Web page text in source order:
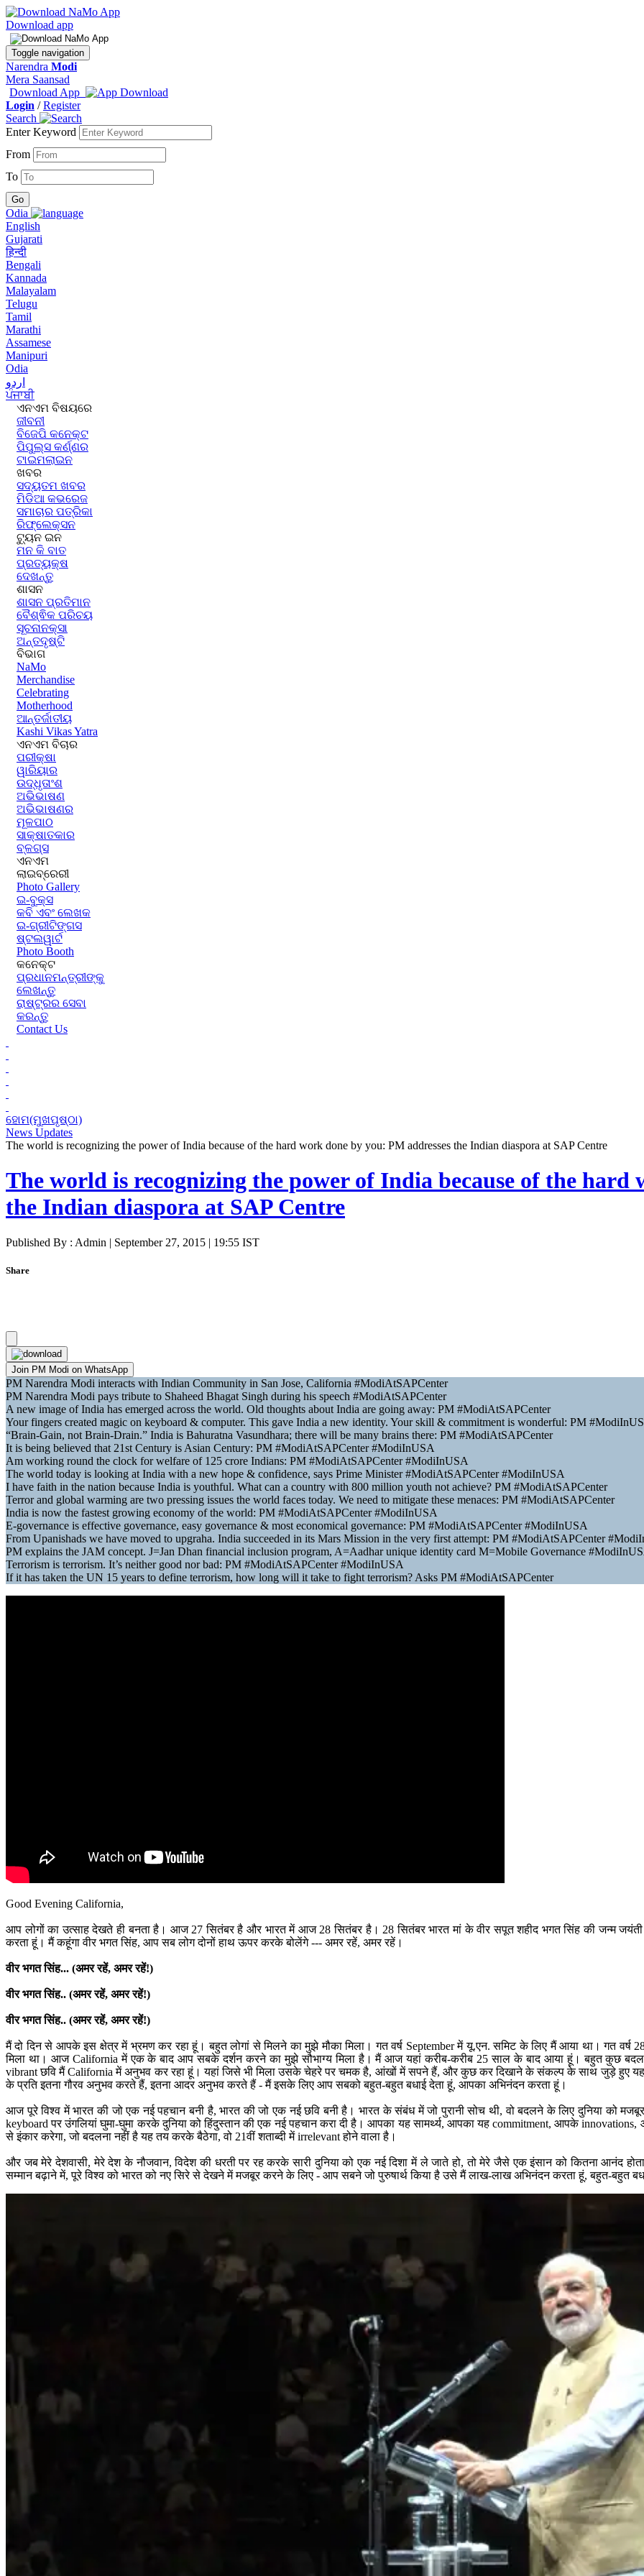
Download app
Toggle navigation
Narendra Modi
Mera Saansad
Download App
Login /Register
Search
Enter Keyword
From
To
Odia
English
Gujarati
हिन्दी
Bengali
Kannada
Malayalam
Telugu
Tamil
Marathi
Assamese
Manipuri
Odia
اردو
ਪੰਜਾਬੀ
ଏନଏମ ବିଷୟରେ
ଜୀବନୀ
ବିଜେପି କନେକ୍ଟ
ପିପୁଲ୍ସ କର୍ଣ୍ଣର
ଟାଇମଲାଇନ
ଖବର
ସଦ୍ୟତମ ଖବର
ମିଡିଆ କଭରେଜ
ସମାଚାର ପତ୍ରିକା
ରିଫ୍ଲେକ୍ସନ
ଟ୍ୟୁନ ଇନ
ମନ କି ବାତ
ପ୍ରତ୍ୟକ୍ଷ
ଦେଖନ୍ତୁ
ଶାସନ
ଶାସନ ପ୍ରତିମାନ
ବୈଶ୍ଵିକ ପରିଚୟ
ସୂଚନାନକ୍ସା
ଅନ୍ତଦୃଷ୍ଟି
ବିଭାଗ
NaMo
Merchandise
Celebrating
Motherhood
ଆନ୍ତର୍ଜାତୀୟ
Kashi Vikas Yatra
ଏନଏମ ବିଚାର
ପରୀକ୍ଷା
ୱାରିୟାର
ଉଦ୍ଧୃତାଂଶ
ଅଭିଭାଷଣ
ଅଭିଭାଷଣର
ମୂଳପାଠ
ସାକ୍ଷାତକାର
ବ୍ଳଗ୍ସ
ଏନଏମ
ଲାଇବ୍ରେରୀ
Photo Gallery
ଇ-ବୁକ୍ସ
କବି ଏବଂ ଲେଖକ
ଇ-ଗ୍ରୀଟିଙ୍ଗସ
ଷ୍ଟଲୱାର୍ଟ
Photo Booth
କନେକ୍ଟ
ପ୍ରଧାନମନ୍ତ୍ରୀଙ୍କୁ
ଲେଖନ୍ତୁ
ରାଷ୍ଟ୍ରର ସେବା
କରନ୍ତୁ
Contact Us
ହୋମ(ମୁଖପୃଷ୍ଠା)
News Updates
The world is recognizing the power of India because of the hard work done by you: PM addresses the Indian diaspora at SAP Centre
The world is recognizing the power of India because of the hard
the Indian diaspora at SAP Centre
Published By : Admin | September 27, 2015 | 19:55 IST
Share
Join PM Modi on WhatsApp
PM Narendra Modi interacts with Indian Community in San Jose, California #ModiAtSAPCenter
PM Narendra Modi pays tribute to Shaheed Bhagat Singh during his speech #ModiAtSAPCenter
A new image of India has emerged across the world. Old thoughts about India are going away: PM #ModiAtSAPCenter
Your fingers created magic on keyboard & computer. This gave India a new identity. Your skill & commitment is wonderful: PM
“Brain-Gain, not Brain-Drain.” India is Bahuratna Vasundhara; there will be many brains there: PM #ModiAtSAPCenter
It is being believed that 21st Century is Asian Century: PM #ModiAtSAPCenter #ModiInUSA
Am working round the clock for welfare of 125 crore Indians: PM #ModiAtSAPCenter #ModiInUSA
The world today is looking at India with a new hope & confidence, says Prime Minister #ModiAtSAPCenter #ModiInUSA
I have faith in the nation because India is youthful. What can a country with 800 million youth not achieve? PM #ModiAtSAPCenter
Terror and global warming are two pressing issues the world faces today. We need to mitigate these menaces: PM #ModiAtSAPCenter
India is now the fastest growing economy of the world: PM #ModiAtSAPCenter #ModiInUSA
E-governance is effective governance, easy governance & most economical governance: PM #ModiAtSAPCenter #ModiInUSA
From Upanishads we have moved to upgraha. India succeeded in its Mars Mission in the very first attempt: PM #ModiAtSAPCenter
PM explains the JAM concept. J=Jan Dhan financial inclusion program, A=Aadhar unique identity card M=Mobile Governance
Terrorism is terrorism. It’s neither good nor bad: PM #ModiAtSAPCenter #ModiInUSA
If it has taken the UN 15 years to define terrorism, how long will it take to fight terrorism? Asks PM #ModiAtSAPCenter
Good Evening California,
आप लोगों का उत्‍साह देखते ही बनता है। आज 27 सितंबर है और भारत में आज 28 सितंबर है। 28 सितंबर भारत मां के वीर सपूत शहीद भगत सिंह की जन्‍म
करता हूं। मैं कहूंगा वीर भगत सिंह, आप सब लोग दोनों हाथ ऊपर करके बोलेंगे --- अमर रहें, अमर रहें।
वीर भगत सिंह... (अमर रहें, अमर रहें!)
वीर भगत सिंह.. (अमर रहें, अमर रहें!)
वीर भगत सिंह.. (अमर रहें, अमर रहें!)
मैं दो दिन से आपके इस क्षेत्र में भ्रमण कर रहा हूं। बहुत लोगां से मिलने का मुझे मौका मिला। गत वर्ष September में यू.एन. समिट के लिए मैं आया था। गत वर्ष
मिला था। आज California में एक के बाद आप सबके दर्शन करने का मुझे सौभाग्‍य मिला है। मैं आज यहां करीब-करीब 25 साल के बाद आया हूं। बहुत कुछ
vibrant छवि मैं California में अनुभव कर रहा हूं। यहां जिसे भी मिला उसके चेहरे पर चमक है, आंखों में सपने हैं, और कुछ कर दिखाने के संकल्‍प के साथ जुड़े हुए
के प्रति इतना गौरव अनुभव करते हैं, इतना आदर अनुभव करते हैं - मैं इसके लिए आप सबको बहुत-बहुत बधाई देता हूं, आपका अभिनंदन करता हूं।
आज पूरे विश्‍व में भारत की जो एक नई पहचान बनी है, भारत की जो एक नई छवि बनी है। भारत के संबंध में जो पुरानी सोच थी, वो बदलने के लिए दुनिया को
keyboard पर उंगलियां घुमा-घुमा करके दुनिया को हिंदुस्तान की एक नई पहचान करा दी है। आपका यह सामर्थ्‍य, आपका यह commitment, आपके
से इंकार करेगा, जो बदलना नहीं है यह तय करके बैठेगा, वो 21वीं शताब्‍दी में irrelevant होने वाला है।
और जब मेरे देशवासी, मेरे देश के नौजवान, विदेश की धरती पर रह करके सारी दुनिया को एक नई दिशा में ले जाते हो, तो मेरे जैसे एक इंसान को कितना आनंद होता
सम्‍मान बढ़ाने में, पूरे विश्‍व को भारत को नए सिरे से देखने में मजबूर करने के लिए - आप सबने जो पुरुषार्थ किया है उसे मैं लाख-लाख अभिनंदन करता हूं, बहुत-बहुत